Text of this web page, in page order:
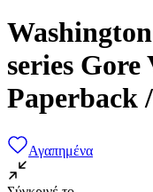
series
Paperback
Αγαπημένα